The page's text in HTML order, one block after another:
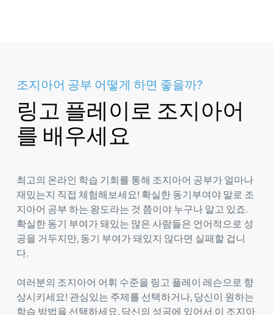
조지아어 공부 어떻게 하면 좋을까?
링고 플레이로 조지아어
를 배우세요
최고의 온라인 학습 기회를 통해 조지아어 공부가 얼마나
재밌는지 직접 체험해보세요! 확실한 동기부여야 말로 조
지아어 공부 하는 왕도라는 것 쯤이야 누구나 알고 있죠.
확실한 동기 부여가 돼있는 많은 사람들은 언어적으로 성
공을 거두지만, 동기 부여가 돼있지 않다면 실패할 겁니
다.
여러분의 조지아어 어휘 수준을 링고 플레이 레슨으로 향
상시키세요! 관심있는 주제를 선택하거나, 당신이 원하는
학습 방법을 선택하세요. 당신의 성공에 있어서 이 조지아